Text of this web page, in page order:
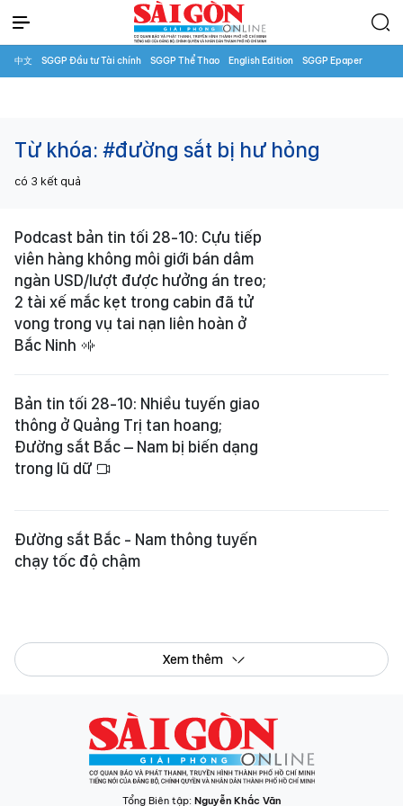
中文 SGGP Đầu tư Tài chính SGGP Thể Thao English Edition SGGP Epaper
Từ khóa: #đường sắt bị hư hỏng
có 3 kết quả
Podcast bản tin tối 28-10: Cựu tiếp
viên hàng không môi giới bán dâm
ngàn USD/lượt được hưởng án treo;
2 tài xế mắc kẹt trong cabin đã tử
vong trong vụ tai nạn liên hoàn ở
Bắc Ninh
Bản tin tối 28-10: Nhiều tuyến giao
thông ở Quảng Trị tan hoang;
Đường sắt Bắc – Nam bị biến dạng
trong lũ dữ
Đường sắt Bắc - Nam thông tuyến
chạy tốc độ chậm
Xem thêm
Tổng Biên tập: Nguyễn Khắc Văn